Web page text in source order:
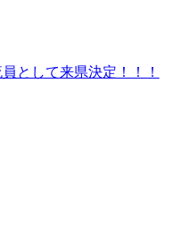
として来県決定！！！